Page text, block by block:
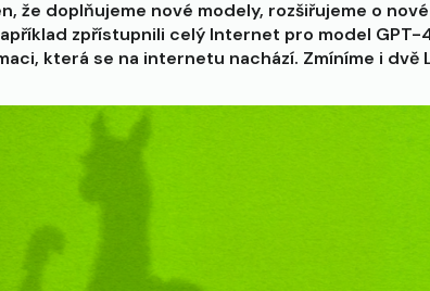
že doplňujeme nové modely, rozšiřujeme o
zpřístupnili celý Internet pro model GPT-
která se na internetu nachází. Zmíníme i dvě